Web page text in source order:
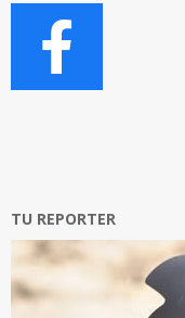
TU REPORTER